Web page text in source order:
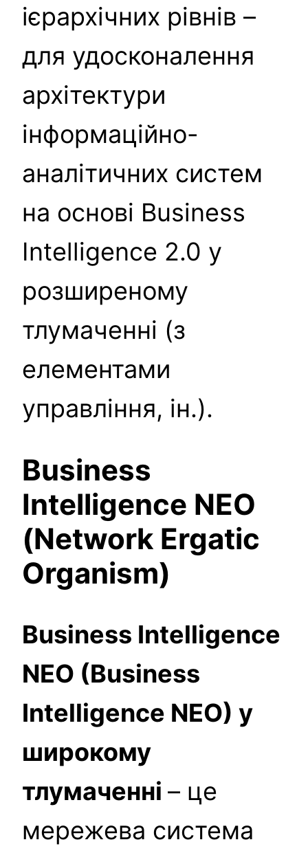
ієрархічних рівнів –
для удосконалення
архітектури
інформаційно-
аналітичних систем
на основі Business
Intelligence 2.0 у
розширеному
тлумаченні (з
елементами
управління, ін.).
Business
Intelligence NEO
(Network Ergatic
Organism)
Business Intelligence
NEO (Business
Intelligence NEO) у
широкому
тлумаченні – це
мережева система